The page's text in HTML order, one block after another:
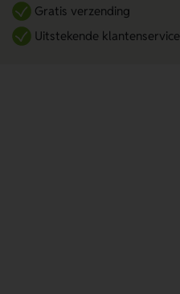
Gratis verzending
Uitstekende klantenservice